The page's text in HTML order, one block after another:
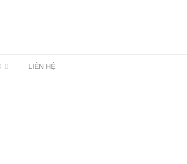
LIÊN HỆ